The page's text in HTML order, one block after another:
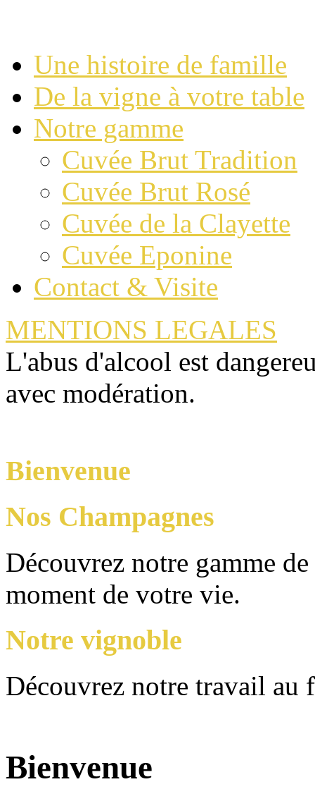
Une histoire de famille
De la vigne à votre table
Notre gamme
Cuvée Brut Tradition
Cuvée Brut Rosé
Cuvée de la Clayette
Cuvée Eponine
Contact & Visite
MENTIONS LEGALES
L'abus d'alcool est
avec modération.
Bienvenue
Nos Champagnes
Découvrez notre gamme
moment de votre vie.
Notre vignoble
Découvrez notre travail
Bienvenue